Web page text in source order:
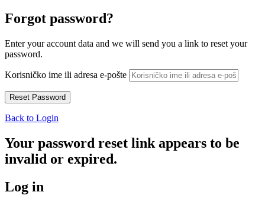
Forgot password?
Enter your account data and we will send you a link to reset your
password.
Korisničko ime ili adresa e-pošte
Back to Login
Your password reset link appears to be
invalid or expired.
Log in